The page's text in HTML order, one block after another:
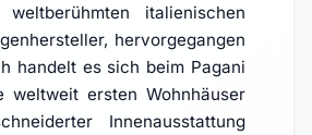
italienischen
hervorgegangen
handelt es sich beim Pagani
weltweit ersten Wohnhäuser
Innenausstattung